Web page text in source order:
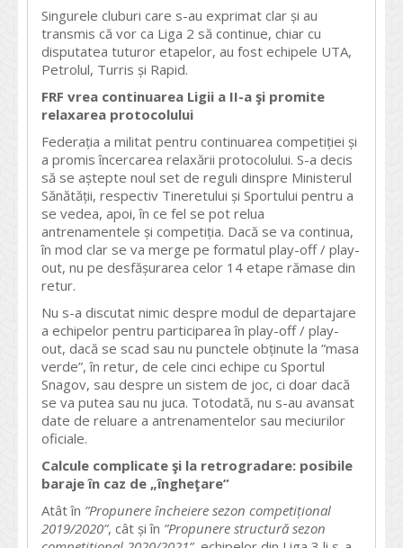
Singurele cluburi care s-au exprimat clar și au
transmis că vor ca Liga 2 să continue, chiar cu
disputatea tuturor etapelor, au fost echipele UTA,
Petrolul, Turris și Rapid.
FRF vrea continuarea Ligii a II-a şi promite
relaxarea protocolului
Federația a militat pentru continuarea competiției și
a promis încercarea relaxării protocolului. S-a decis
să se aștepte noul set de reguli dinspre Ministerul
Sănătății, respectiv Tineretului și Sportului pentru a
se vedea, apoi, în ce fel se pot relua
antrenamentele și competiția. Dacă se va continua,
în mod clar se va merge pe formatul play-off / play-
out, nu pe desfășurarea celor 14 etape rămase din
retur.
Nu s-a discutat nimic despre modul de departajare
a echipelor pentru participarea în play-off / play-
out, dacă se scad sau nu punctele obținute la ”masa
verde”, în retur, de cele cinci echipe cu Sportul
Snagov, sau despre un sistem de joc, ci doar dacă
se va putea sau nu juca. Totodată, nu s-au avansat
date de reluare a antrenamentelor sau meciurilor
oficiale.
Calcule complicate şi la retrogradare: posibile
baraje în caz de „îngheţare”
Atât în ”Propunere încheiere sezon competițional
2019/2020”, cât și în ”Propunere structură sezon